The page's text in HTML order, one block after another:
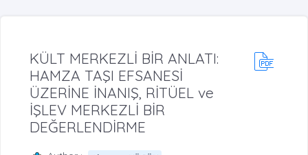
KÜLT MERKEZLİ BİR ANLATI:
HAMZA TAŞI EFSANESİ
ÜZERİNE İNANIŞ, RİTÜEL ve
İŞLEV MERKEZLİ BİR
DEĞERLENDİRME